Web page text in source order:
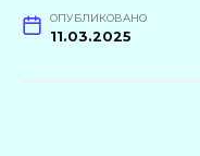
ОПУБЛИКОВАНО
11.03.2025